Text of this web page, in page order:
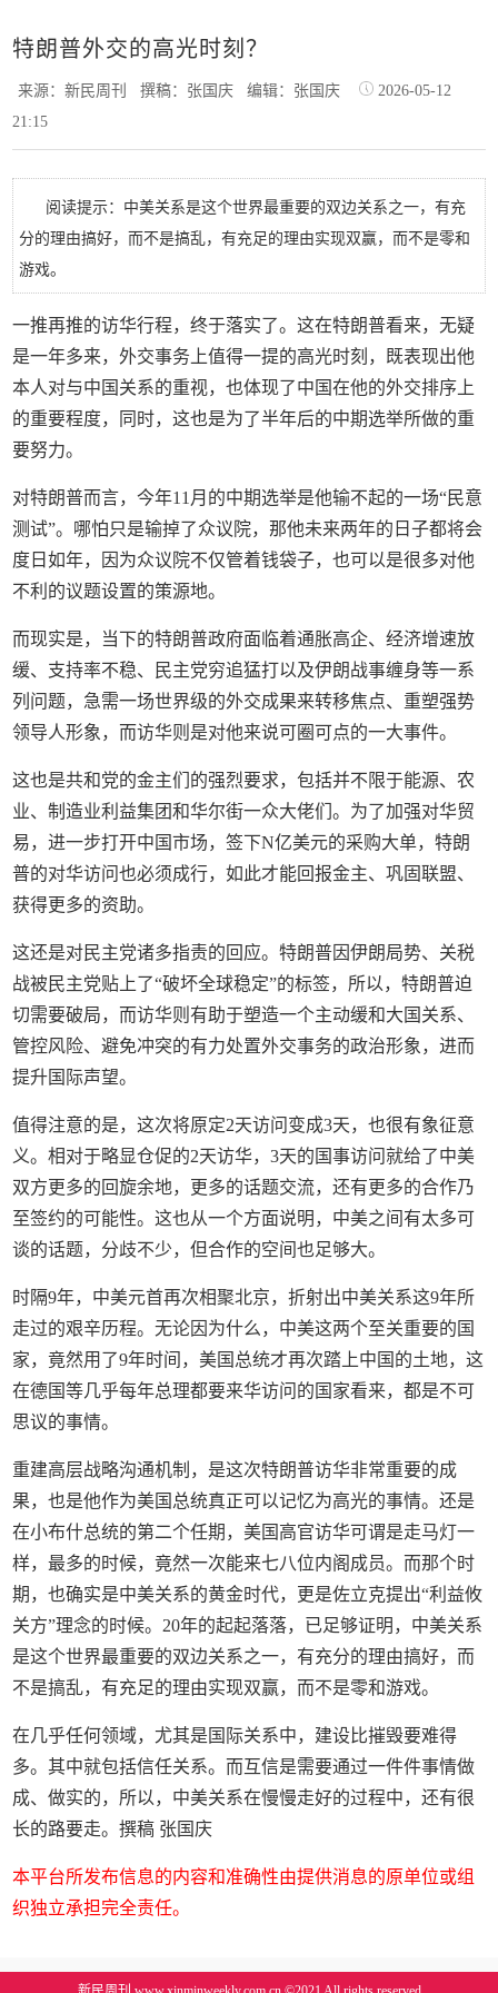
特朗普外交的高光时刻？
来源：新民周刊撰稿：张国庆 编辑：张国庆
2026-05-12
21:15
阅读提示：中美关系是这个世界最重要的双边关系之一，有充
分的理由搞好，而不是搞乱，有充足的理由实现双赢，而不是零和
游戏。
一推再推的访华行程，终于落实了。这在特朗普看来，无疑
是一年多来，外交事务上值得一提的高光时刻，既表现出他
本人对与中国关系的重视，也体现了中国在他的外交排序上
的重要程度，同时，这也是为了半年后的中期选举所做的重
要努力。
对特朗普而言，今年11月的中期选举是他输不起的一场“民意
测试”。哪怕只是输掉了众议院，那他未来两年的日子都将会
度日如年，因为众议院不仅管着钱袋子，也可以是很多对他
不利的议题设置的策源地。
而现实是，当下的特朗普政府面临着通胀高企、经济增速放
缓、支持率不稳、民主党穷追猛打以及伊朗战事缠身等一系
列问题，急需一场世界级的外交成果来转移焦点、重塑强势
领导人形象，而访华则是对他来说可圈可点的一大事件。
这也是共和党的金主们的强烈要求，包括并不限于能源、农
业、制造业利益集团和华尔街一众大佬们。为了加强对华贸
易，进一步打开中国市场，签下N亿美元的采购大单，特朗
普的对华访问也必须成行，如此才能回报金主、巩固联盟、
获得更多的资助。
这还是对民主党诸多指责的回应。特朗普因伊朗局势、关税
战被民主党贴上了“破坏全球稳定”的标签，所以，特朗普迫
切需要破局，而访华则有助于塑造一个主动缓和大国关系、
管控风险、避免冲突的有力处置外交事务的政治形象，进而
提升国际声望。
值得注意的是，这次将原定2天访问变成3天，也很有象征意
义。相对于略显仓促的2天访华，3天的国事访问就给了中美
双方更多的回旋余地，更多的话题交流，还有更多的合作乃
至签约的可能性。这也从一个方面说明，中美之间有太多可
谈的话题，分歧不少，但合作的空间也足够大。
时隔9年，中美元首再次相聚北京，折射出中美关系这9年所
走过的艰辛历程。无论因为什么，中美这两个至关重要的国
家，竟然用了9年时间，美国总统才再次踏上中国的土地，这
在德国等几乎每年总理都要来华访问的国家看来，都是不可
思议的事情。
重建高层战略沟通机制，是这次特朗普访华非常重要的成
果，也是他作为美国总统真正可以记忆为高光的事情。还是
在小布什总统的第二个任期，美国高官访华可谓是走马灯一
样，最多的时候，竟然一次能来七八位内阁成员。而那个时
期，也确实是中美关系的黄金时代，更是佐立克提出“利益攸
关方”理念的时候。20年的起起落落，已足够证明，中美关系
是这个世界最重要的双边关系之一，有充分的理由搞好，而
不是搞乱，有充足的理由实现双赢，而不是零和游戏。
在几乎任何领域，尤其是国际关系中，建设比摧毁要难得
多。其中就包括信任关系。而互信是需要通过一件件事情做
成、做实的，所以，中美关系在慢慢走好的过程中，还有很
长的路要走。撰稿 张国庆
本平台所发布信息的内容和准确性由提供消息的原单位或组
织独立承担完全责任。